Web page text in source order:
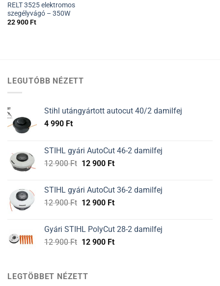
RELT 3525 elektromos
szegélyvágó – 350W
22 900Ft
LEGUTÓBB NÉZETT
Stihl utángyártott autocut 40/2 damilfej
4 990 Ft
STIHL gyári AutoCut 46-2 damilfej
12 900Ft Original
12
900 Ft.
12 900 FtCurrent
12
900 Ft.
STIHL gyári AutoCut 36-2 damilfej
12 900Ft Original
12
900 Ft.
12 900 FtCurrent
12
900 Ft.
Gyári STIHL PolyCut 28-2 damilfej
12 900Ft Original
12
12 900 FtCurrent
LEGTÖBBET NÉZETT